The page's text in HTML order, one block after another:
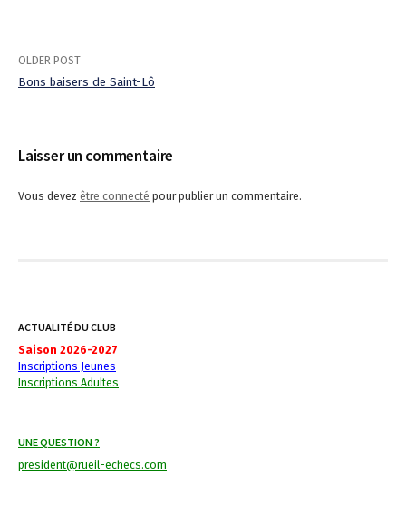
o
i
g
t
i
OLDER POST
Bons baisers de Saint-Lô
Laisser un commentaire
Vous devez être connecté pour publier un commentaire.
ACTUALITÉ DU CLUB
Saison 2026-2027
Inscriptions Jeunes
Inscriptions Adultes
UNE QUESTION ?
president@rueil-echecs.com